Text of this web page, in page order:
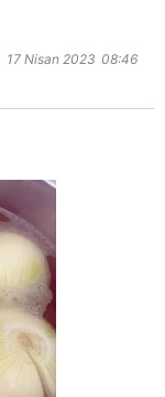
17 Nisan 2023 08:46